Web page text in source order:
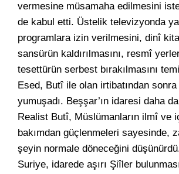
vermesine müsamaha edilmesini
de kabul etti. Üstelik televizyonda
programlara izin verilmesini, dinî
sansürün kaldırılmasını, resmî
tesettürün serbest bırakılmasını
Esed, Butî ile olan irtibatından
yumuşadı. Beşşar’ın idaresi daha
Realist Butî, Müslümanların ilmî ve
bakımdan güçlenmeleri sayesinde,
şeyin normale döneceğini
Suriye, idarede aşırı Şiîler